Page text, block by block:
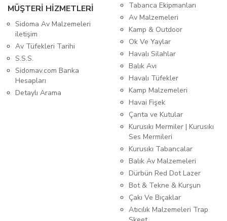
MÜŞTERİ HİZMETLERİ
Sidoma Av Malzemeleri
iletişim
Av Tüfekleri Tarihi
S.S.S.
Sidomav.com Banka
Hesapları
Detaylı Arama
Tabanca Ekipmanları
Av Malzemeleri
Kamp & Outdoor
Ok Ve Yaylar
Havalı Silahlar
Balık Avı
Havalı Tüfekler
Kamp Malzemeleri
Havai Fişek
Çanta ve Kutular
Kurusıkı Mermiler | Kurusıkı
Ses Mermileri
Kurusıkı Tabancalar
Balık Av Malzemeleri
Dürbün Red Dot Lazer
Bot & Tekne & Kurşun
Çakı Ve Bıçaklar
Atıcılık Malzemeleri Trap